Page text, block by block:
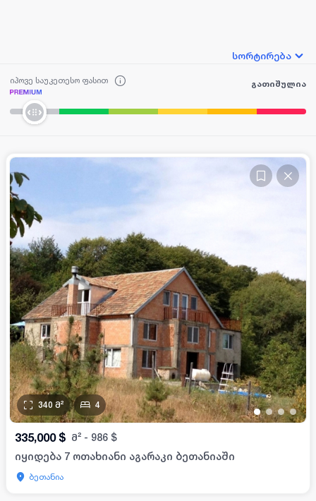
სორტირება
იპოვე საუკეთესო ფასით გათიშულია
••••
340 მ² 4
335,000 $ მ² - 986 $
იყიდება 7 ოთახიანი აგარაკი ბეთანიაში
ბეთანია